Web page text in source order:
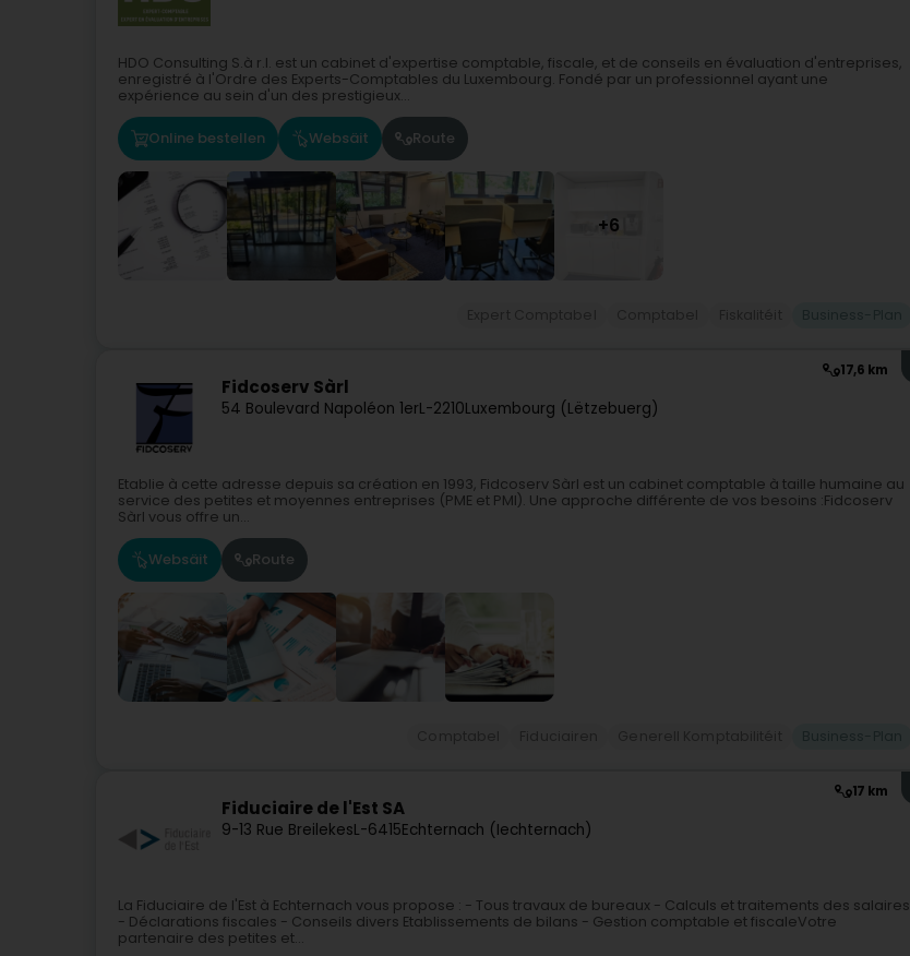
HDO Consulting S.à r.l. est un cabinet d'expertise comptable, fiscale, et de conseils en évaluation d'entreprises,
enregistré à l'Ordre des Experts-Comptables du Luxembourg. Fondé par un professionnel ayant une
expérience au sein d'un des prestigieux...
Online bestellen Websäit Route
+6
17,6 km
Fidcoserv Sàrl
54 Boulevard Napoléon 1erL-2210Luxembourg (Lëtzebuerg)
Etablie à cette adresse depuis sa création en 1993, Fidcoserv Sàrl est un cabinet comptable à taille humaine au
service des petites et moyennes entreprises (PME et PMI). Une approche différente de vos besoins :Fidcoserv
Sàrl vous offre un...
Websäit Route
17 km
Fiduciaire de l'Est SA
9-13 Rue BreilekesL-6415Echternach (Iechternach)
La Fiduciaire de l'Est à Echternach vous propose : - Tous travaux de bureaux - Calculs et traitements des salaires
- Déclarations fiscales - Conseils divers Etablissements de bilans - Gestion comptable et fiscaleVotre
partenaire des petites et...